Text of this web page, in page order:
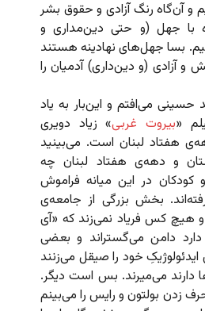
و آن‌گاه رنگ آزادی و حقوق بشر
با جهل (و حتی دین‌مداری و
بسا جهل‌های نهادینه هستند
و آزادی (و دین‌داری) آدمیان را
حسینی می‌افتم و این‌بار به یاد
«بیروت غربی» زیاد دویری
هفتاد لبنان است. می‌بینید
و دهه‌ی هفتاد لبنان چه
کودکان در این میانه فراموش
بخش بزرگی از جامعه‌ی
هیچ کس فریاد نمی‌زند که «آی
دامن می‌گستراند و بعضی
خود را صیقل می‌زنند
دارند می‌میرند. بس است دیگر.
زدن بولتون و رایس را می‌بینم